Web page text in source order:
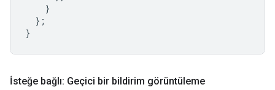
}
};
}
İsteğe bağlı: Geçici bir bildirim görüntüleme